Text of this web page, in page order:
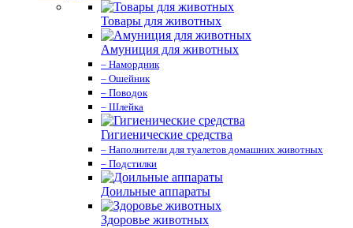
Товары для животных
Амуниция для животных
– Намордник
– Ошейник
– Поводок
– Шлейка
Гигиенические средства
– Наполнители для туалетов домашних животных
– Подстилки
Доильные аппараты
Здоровье животных